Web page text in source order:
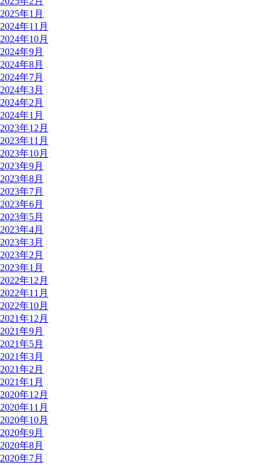
2025年1月
2024年11月
2024年10月
2024年9月
2024年8月
2024年7月
2024年3月
2024年2月
2024年1月
2023年12月
2023年11月
2023年10月
2023年9月
2023年8月
2023年7月
2023年6月
2023年5月
2023年4月
2023年3月
2023年2月
2023年1月
2022年12月
2022年11月
2022年10月
2021年12月
2021年9月
2021年5月
2021年3月
2021年2月
2021年1月
2020年12月
2020年11月
2020年10月
2020年9月
2020年8月
2020年7月